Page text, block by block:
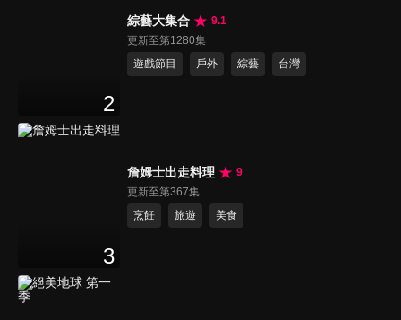
2
綜藝大集合
9.1
更新至第1280集
遊戲節目
戶外 綜藝 台灣
3
詹姆士出走料理
9
更新至第367集
烹飪
旅遊 美食